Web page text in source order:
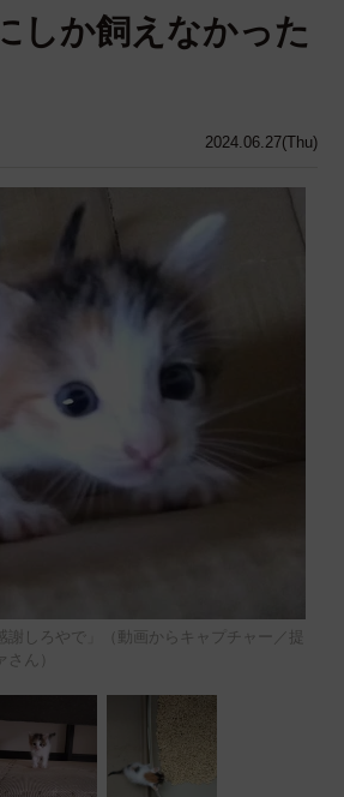
2024.06.27(Thu)
しか飼えなかった
しろやで」（動画からキャプチャー／提
ん）